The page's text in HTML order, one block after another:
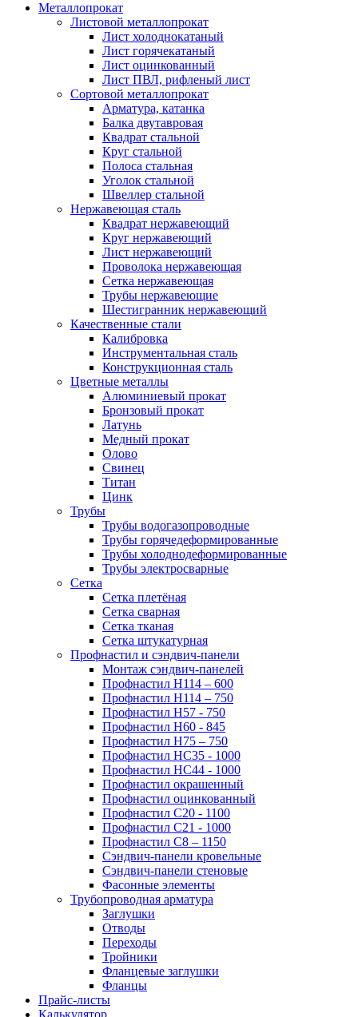
Металлопрокат
Листовой металлопрокат
Лист холоднокатаный
Лист горячекатаный
Лист оцинкованный
Лист ПВЛ, рифленый лист
Сортовой металлопрокат
Арматура, катанка
Балка двутавровая
Квадрат стальной
Круг стальной
Полоса стальная
Уголок стальной
Швеллер стальной
Нержавеющая сталь
Квадрат нержавеющий
Круг нержавеющий
Лист нержавеющий
Проволока нержавеющая
Сетка нержавеющая
Трубы нержавеющие
Шестигранник нержавеющий
Качественные стали
Калибровка
Инструментальная сталь
Конструкционная сталь
Цветные металлы
Алюминиевый прокат
Бронзовый прокат
Латунь
Медный прокат
Олово
Свинец
Титан
Цинк
Трубы
Трубы водогазопроводные
Трубы горячедеформированные
Трубы холоднодеформированные
Трубы электросварные
Сетка
Сетка плетёная
Сетка сварная
Сетка тканая
Сетка штукатурная
Профнастил и сэндвич-панели
Монтаж сэндвич-панелей
Профнастил Н114 – 600
Профнастил Н114 – 750
Профнастил Н57 - 750
Профнастил Н60 - 845
Профнастил Н75 – 750
Профнастил НС35 - 1000
Профнастил НС44 - 1000
Профнастил окрашенный
Профнастил оцинкованный
Профнастил С20 - 1100
Профнастил С21 - 1000
Профнастил С8 – 1150
Сэндвич-панели кровельные
Сэндвич-панели стеновые
Фасонные элементы
Трубопроводная арматура
Заглушки
Отводы
Переходы
Тройники
Фланцевые заглушки
Фланцы
Прайс-листы
Калькулятор